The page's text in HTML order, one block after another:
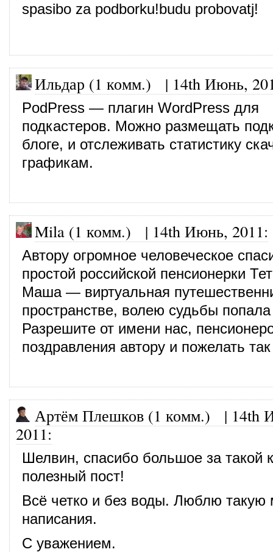
spasibo za podborku!budu probovatj!
Ильдар (1 комм.) | 14th Июнь,
PodPress — плагин WordPress для
подкастеров. Можно размещать
блоге, и отслеживать статистику
графикам.
Mila (1 комм.) | 14th Июнь, 2011:
Автору огромное человеческое
простой российской пенсионерки
Маша — виртуальная
пространстве, волею судьбы
Разрешите от имени нас,
поздравления автору и пожелать
Артём Плешков (1 комм.) | 14th
2011:
Шелвин, спасибо большое за такой
полезный пост!
Всё четко и без воды. Люблю такую
написания.
С уважением.